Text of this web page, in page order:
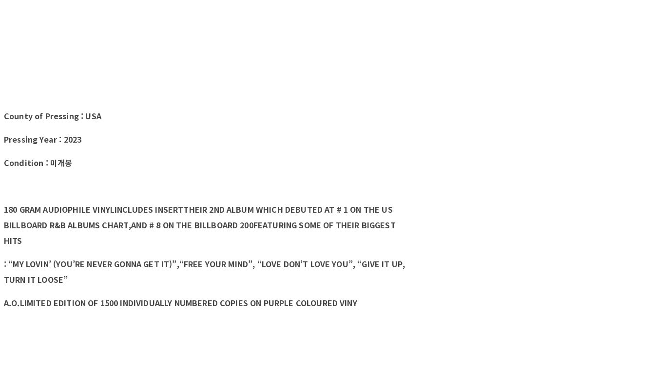
County of Pressing : USA
Pressing Year : 2023
Condition : 미개봉
180 GRAM AUDIOPHILE VINYLINCLUDES INSERTTHEIR 2ND ALBUM WHICH DEBUTED AT # 1 ON THE US
BILLBOARD R&B ALBUMS CHART,AND # 8 ON THE BILLBOARD 200FEATURING SOME OF THEIR BIGGEST
HITS
: “MY LOVIN’ (YOU’RE NEVER GONNA GET IT)”,“FREE YOUR MIND”, “LOVE DON’T LOVE YOU”, “GIVE IT UP,
TURN IT LOOSE”
A.O.LIMITED EDITION OF 1500 INDIVIDUALLY NUMBERED COPIES ON PURPLE COLOURED VINY